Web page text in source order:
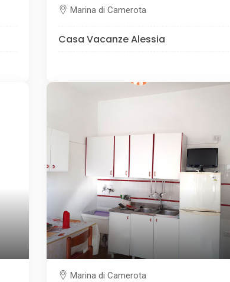
Marina di Camerota
Casa Vacanze Alessia
Marina di Camerota